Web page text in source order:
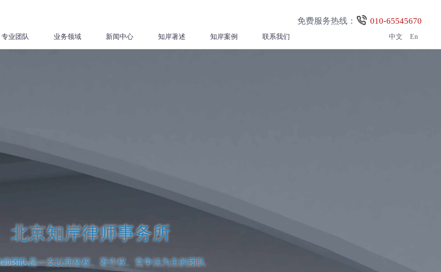
免费服务热线： 010-65545670
专业团队 业务领域 新闻中心 知岸著述 知岸案例 联系我们 En
中文
北京知岸律师事务所
团队是一支以商标权、著作权、竞争法为主的团队